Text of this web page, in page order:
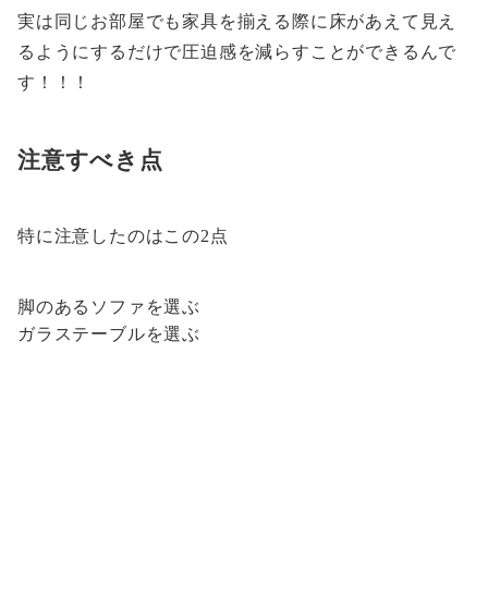
実は同じお部屋でも家具を揃える際に床があえて見え
るようにするだけで圧迫感を減らすことができるんで
す！！！
注意すべき点
特に注意したのはこの2点
脚のあるソファを選ぶ
ガラステーブルを選ぶ